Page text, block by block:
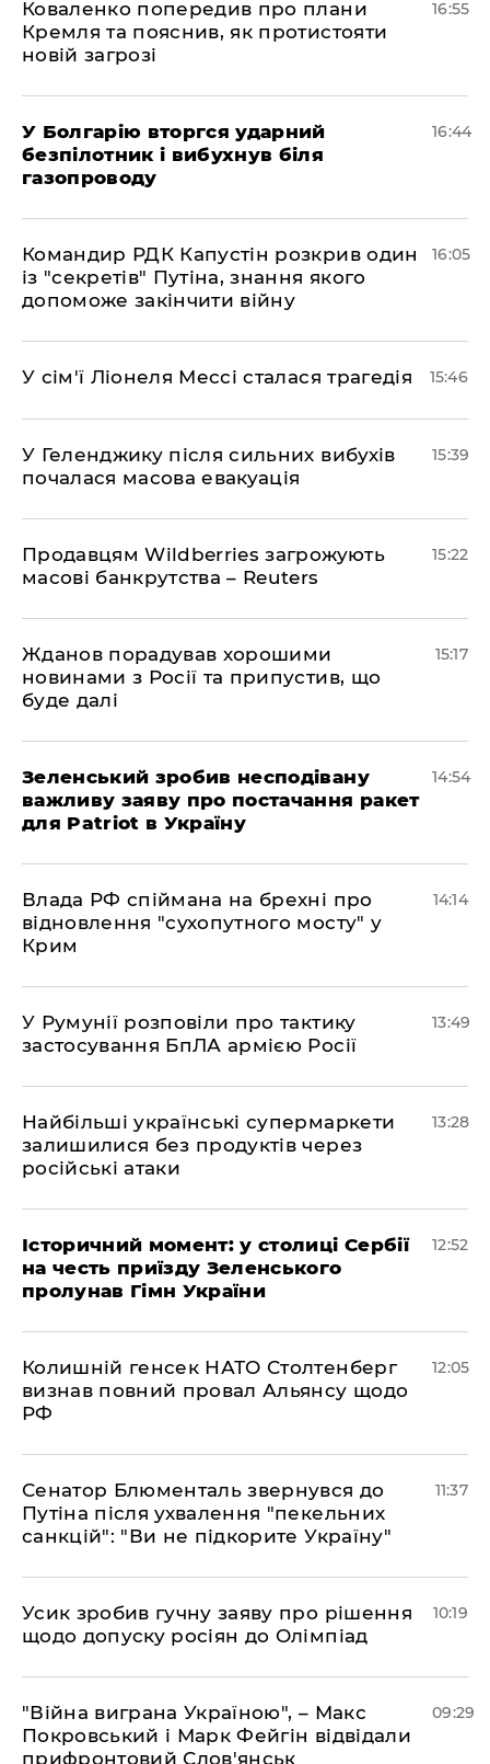
Коваленко попередив про плани
Кремля та пояснив, як протистояти
новій загрозі
16:55
У Болгарію вторгся ударний
безпілотник і вибухнув біля
газопроводу
16:44
Командир РДК Капустін розкрив один
із "секретів" Путіна, знання якого
допоможе закінчити війну
16:05
У сім'ї Ліонеля Мессі сталася трагедія 15:46
У Геленджику після сильних вибухів
почалася масова евакуація
15:39
Продавцям Wildberries загрожують
масові банкрутства – Reuters
15:22
Жданов порадував хорошими
новинами з Росії та припустив, що
буде далі
15:17
Зеленський зробив несподівану
важливу заяву про постачання ракет
для Patriot в Україну
14:54
Влада РФ спіймана на брехні про
відновлення "сухопутного мосту" у
Крим
14:14
У Румунії розповіли про тактику
застосування БпЛА армією Росії
13:49
Найбільші українські супермаркети
залишилися без продуктів через
російські атаки
13:28
Історичний момент: у столиці Сербії
на честь приїзду Зеленського
пролунав Гімн України
12:52
Колишній генсек НАТО Столтенберг
визнав повний провал Альянсу щодо
РФ
12:05
Сенатор Блюменталь звернувся до
Путіна після ухвалення "пекельних
санкцій": "Ви не підкорите Україну"
11:37
Усик зробив гучну заяву про рішення
щодо допуску росіян до Олімпіад
10:19
"Війна виграна Україною", – Макс
Покровський і Марк Фейгін відвідали
прифронтовий Слов'янськ
09:29